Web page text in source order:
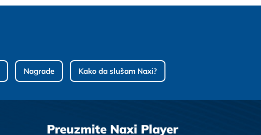
Nagrade Kako da slušam Naxi?
Preuzmite Naxi Player